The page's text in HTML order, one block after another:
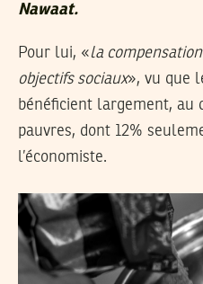
Nawaat.
Pour lui, «la
objectifs sociaux», vu que
bénéficient largement, au
pauvres, dont 12%
l’économiste.